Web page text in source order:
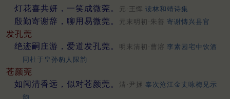
灯花喜共妍，一笑成微莞。 元·王恽 读林和靖诗集
殷勤寄谢辞，聊用易微莞。 元末明初·朱善 寄谢慱兴县官
发孔莞
绝迹嗣庄游，爱道发孔莞。
明末清初·曹溶 李素园宅中饮酒
同杜于皇孙豹人限韵
苍颜莞
如闻清香远，似对苍颜莞。
清·尹拯 奉次沧江金丈咏梅见示
韵